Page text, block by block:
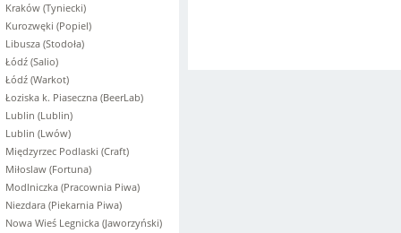
Kraków (Tyniecki)
Kurozwęki (Popiel)
Libusza (Stodoła)
Łódź (Salio)
Łódź (Warkot)
Łoziska k. Piaseczna (BeerLab)
Lublin (Lublin)
Lublin (Lwów)
Międzyrzec Podlaski (Craft)
Miłoslaw (Fortuna)
Modlniczka (Pracownia Piwa)
Niezdara (Piekarnia Piwa)
Nowa Wieś Legnicka (Jaworzyński)